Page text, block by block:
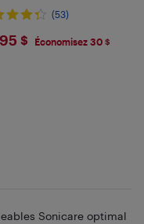
(53)
$ Économisez 30 $
Sonicare optimal